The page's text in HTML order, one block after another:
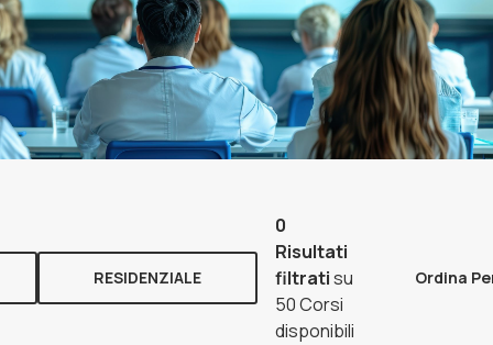
RESIDENZIALE
0
Risultati
filtratisu
50 Corsi
disponibili
Ordina